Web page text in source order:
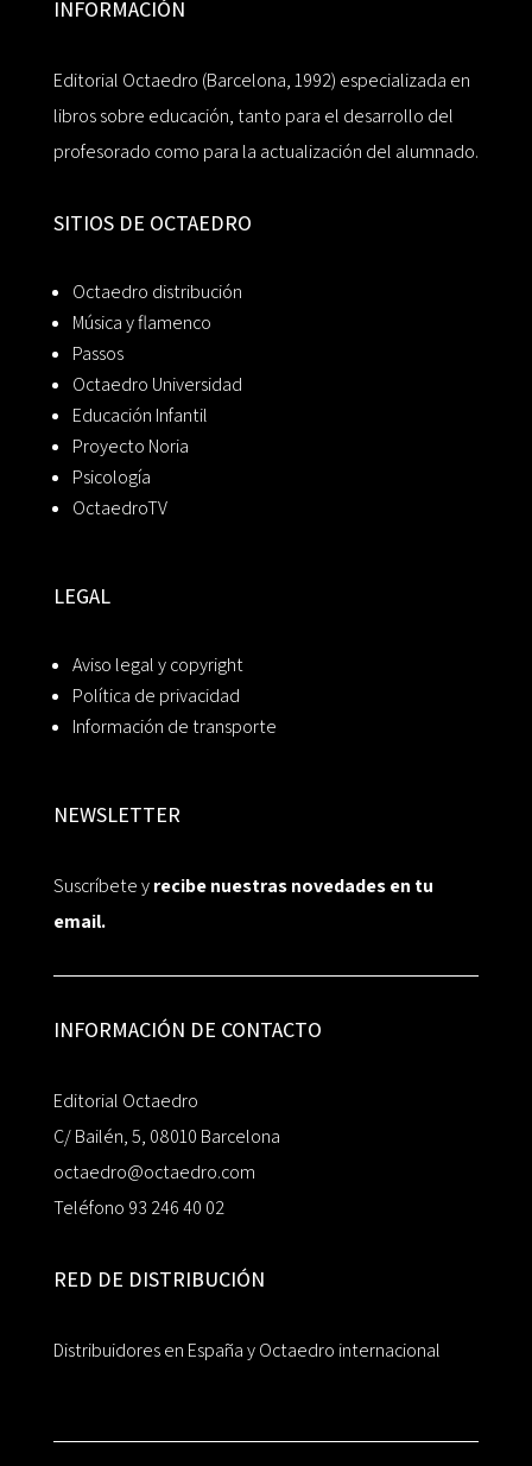
INFORMACIÓN
Editorial Octaedro (Barcelona, 1992) especializada en
libros sobre educación, tanto para el desarrollo del
profesorado como para la actualización del alumnado.
SITIOS DE OCTAEDRO
Octaedro distribución
Música y flamenco
Passos
Octaedro Universidad
Educación Infantil
Proyecto Noria
Psicología
OctaedroTV
LEGAL
Aviso legal y copyright
Política de privacidad
Información de transporte
NEWSLETTER
Suscríbete yrecibe nuestras novedades en tu
email.
INFORMACIÓN DE CONTACTO
Editorial Octaedro
C/ Bailén, 5, 08010 Barcelona
octaedro@octaedro.com
Teléfono 93 246 40 02
RED DE DISTRIBUCIÓN
Distribuidores en España y Octaedro internacional